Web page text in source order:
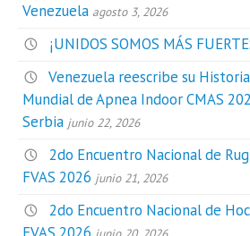
Venezuela agosto 3, 2026
¡UNIDOS SOMOS MÁS
Venezuela reescribe su
Mundial de Apnea Indoor CMAS
Serbia junio 22, 2026
2do Encuentro Nacional de
FVAS 2026 junio 21, 2026
2do Encuentro Nacional de